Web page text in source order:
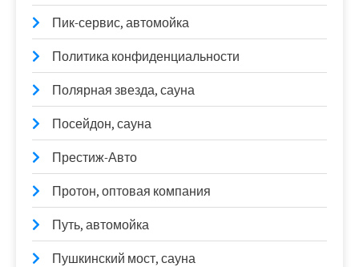
Пик-сервис, автомойка
Политика конфиденциальности
Полярная звезда, сауна
Посейдон, сауна
Престиж-Авто
Протон, оптовая компания
Путь, автомойка
Пушкинский мост, сауна